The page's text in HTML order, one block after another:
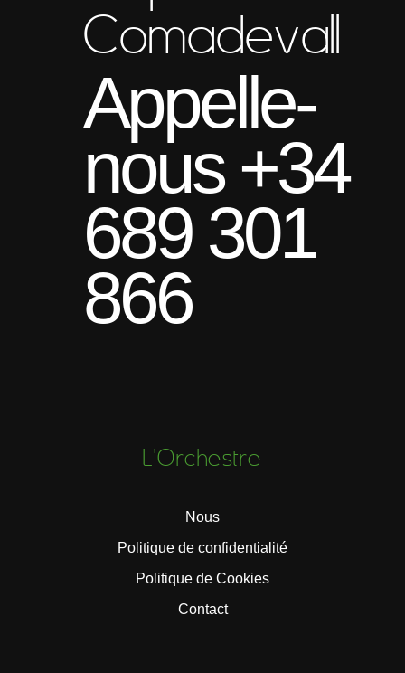
Comadevall
Appelle-
nous +34
689 301
866
L'Orchestre
Nous
Politique de confidentialité
Politique de Cookies
Contact